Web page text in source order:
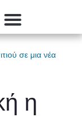
σε μια νέα
η